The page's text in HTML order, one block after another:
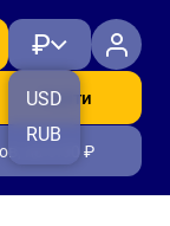
₽
USD
RUB
Найти
на 0.00 ₽